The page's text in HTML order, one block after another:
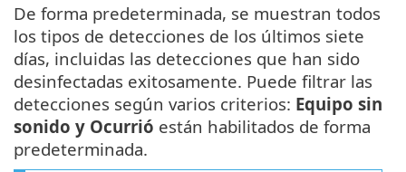
De forma predeterminada, se muestran todos
los tipos de detecciones de los últimos siete
días, incluidas las detecciones que han sido
desinfectadas exitosamente. Puede filtrar las
detecciones según varios criterios: Equipo sin
sonido y Ocurrió están habilitados de forma
predeterminada.